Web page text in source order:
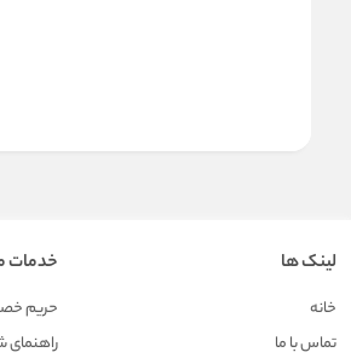
لینک ها
خانه
تماس با ما
خدمات
حریم
راهنمای